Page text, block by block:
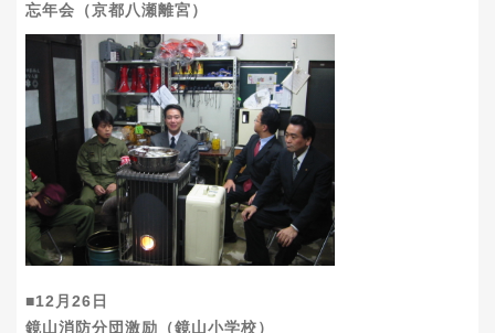
忘年会（京都八瀬離宮）
■12月26日
鏡山消防分団激励（鏡山小学校）